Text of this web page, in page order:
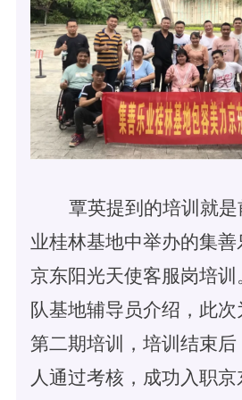
覃英提到的培训就
业桂林基地中举办的集善
京东阳光天使客服岗培训
队基地辅导员介绍，此
第二期培训，培训结束
人通过考核，成功入职